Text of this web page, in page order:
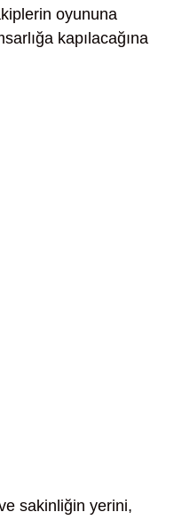
oyununa
kapılacağına
sakinliğin yerini,